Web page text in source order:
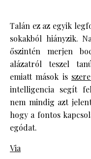
Talán ez az egyik
sokakból hiányzik.
őszintén merjen
alázatról teszel
emiatt mások is
intelligencia segít
nem mindig azt
hogy a fontos
egódat.
Via